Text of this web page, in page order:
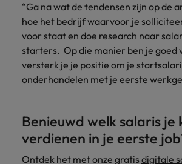
“Ga na wat de tendensen zijn op de
hoe het bedrijf waarvoor je
voor staat en doe research naar
starters. Op die manier ben je goed
versterk je je positie om je
onderhandelen met je eerste
Benieuwd welk salaris je
verdienen in je eerste
Ontdek het met onze gratisdigitale